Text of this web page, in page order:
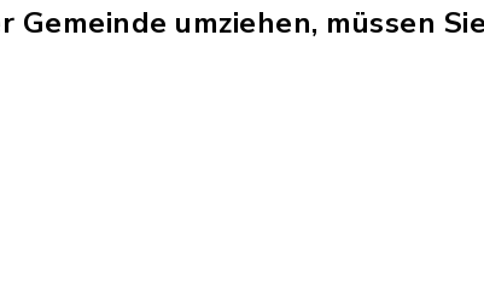
umziehen, müssen